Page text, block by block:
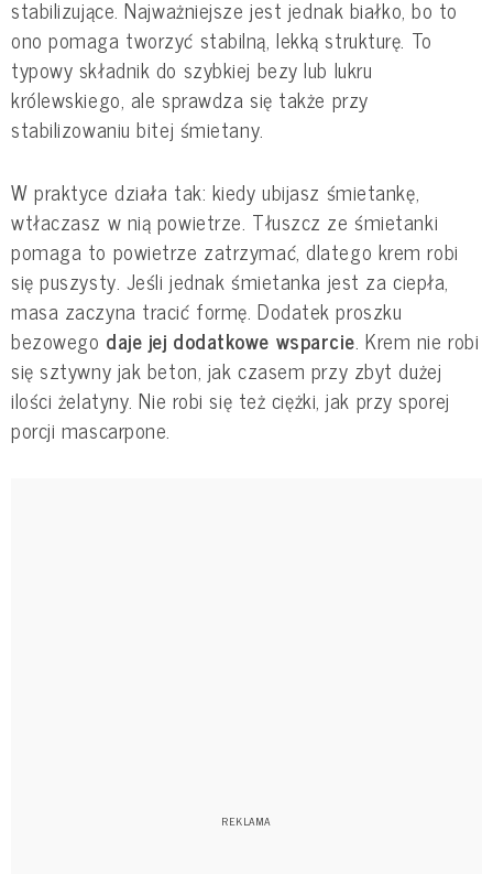
stabilizujące. Najważniejsze jest jednak białko, bo to
ono pomaga tworzyć stabilną, lekką strukturę. To
typowy składnik do szybkiej bezy lub lukru
królewskiego, ale sprawdza się także przy
stabilizowaniu bitej śmietany.
W praktyce działa tak: kiedy ubijasz śmietankę,
wtłaczasz w nią powietrze. Tłuszcz ze śmietanki
pomaga to powietrze zatrzymać, dlatego krem robi
się puszysty. Jeśli jednak śmietanka jest za ciepła,
masa zaczyna tracić formę. Dodatek proszku
bezowego daje jej dodatkowe wsparcie. Krem nie robi
się sztywny jak beton, jak czasem przy zbyt dużej
ilości żelatyny. Nie robi się też ciężki, jak przy sporej
porcji mascarpone.